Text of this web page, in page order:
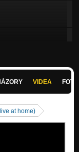
VIDEA
at home)